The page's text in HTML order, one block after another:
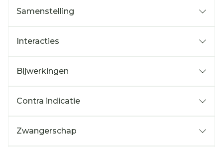
Samenstelling
Interacties
Bijwerkingen
Contra indicatie
Zwangerschap